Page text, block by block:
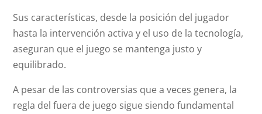
Sus características, desde la posición del jugador
hasta la intervención activa y el uso de la tecnología,
aseguran que el juego se mantenga justo y
equilibrado.
A pesar de las controversias que a veces genera, la
regla del fuera de juego sigue siendo fundamental